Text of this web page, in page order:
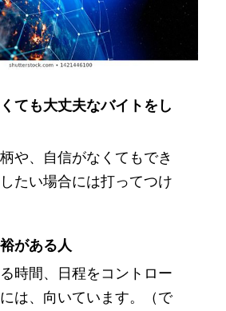
ても大丈夫なバイトをし
や、自信がなくてもでき
たい場合には打ってつけ
がある人
時間、日程をコントロー
は、向いています。（で